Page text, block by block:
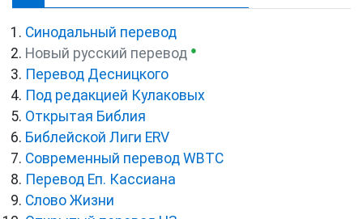
Синодальный перевод
Новый русский перевод ●
Перевод Десницкого
Под редакцией Кулаковых
Открытая Библия
Библейской Лиги ERV
Cовременный перевод WBTC
Перевод Еп. Кассиана
Слово Жизни